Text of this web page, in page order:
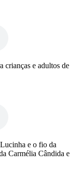
crianças e adultos de
e o fio da
Carmélia Cândida e